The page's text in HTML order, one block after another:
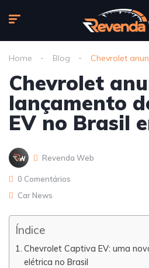
Home Blog Chevrolet
Chevrolet
lançamento
EV no Brasil
Revenda Web
0 Comentários
Car News
Índice
Chevrolet Captiva EV: uma
elétrica no Brasil